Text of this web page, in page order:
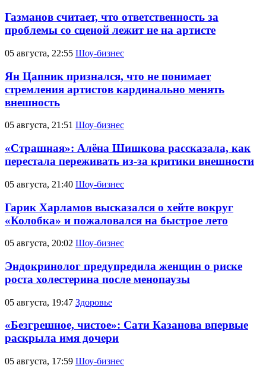
Газманов считает, что ответственность за
проблемы со сценой лежит не на артисте
05 августа, 22:55 Шоу-бизнес
Ян Цапник признался, что не понимает
стремления артистов кардинально менять
внешность
05 августа, 21:51 Шоу-бизнес
«Страшная»: Алёна Шишкова рассказала, как
перестала переживать из-за критики внешности
05 августа, 21:40 Шоу-бизнес
Гарик Харламов высказался о хейте вокруг
«Колобка» и пожаловался на быстрое лето
05 августа, 20:02 Шоу-бизнес
Эндокринолог предупредила женщин о риске
роста холестерина после менопаузы
05 августа, 19:47 Здоровье
«Безгрешное, чистое»: Сати Казанова впервые
раскрыла имя дочери
05 августа, 17:59 Шоу-бизнес